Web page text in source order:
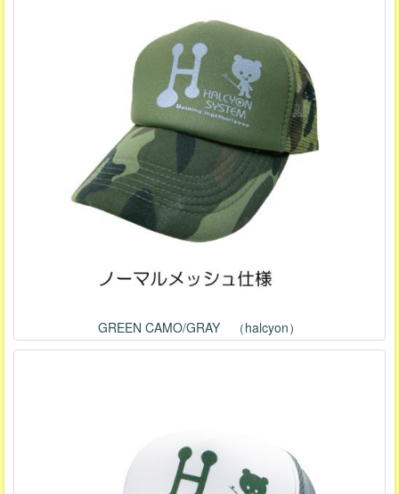
GREEN CAMO/GRAY （halcyon）